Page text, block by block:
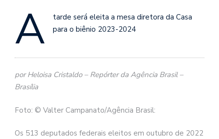
À
tarde será eleita a mesa diretora da Casa
para o biênio 2023-2024
por Heloisa Cristaldo – Repórter da Agência Brasil –
Brasília
Foto: © Valter Campanato/Agência Brasil:
Os 513 deputados federais eleitos em outubro de 2022